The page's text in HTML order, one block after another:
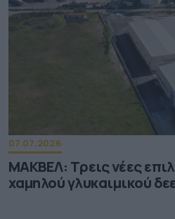
07.07.2026
ΜΑΚΒΕΛ: Τρεις νέες
χαμηλού γλυκαιμικού